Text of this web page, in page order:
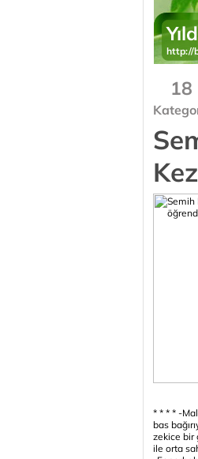
http://
* * * * -
bas
zekice bir
ile orta